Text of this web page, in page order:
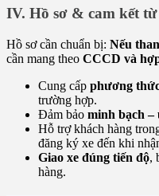
IV. Hồ sơ & cam kết
Hồ sơ cần chuẩn bị: Nếu
cần mang theo CCCD và
Cung cấp phương
trường hợp.
Đảm bảo minh bạch –
Hỗ trợ khách hàng
đăng ký xe đến khi
Giao xe đúng tiến độ,
hàng.